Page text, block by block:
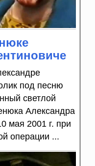
под песню
светлой
Александра
мая 2001 г. при
операции ...